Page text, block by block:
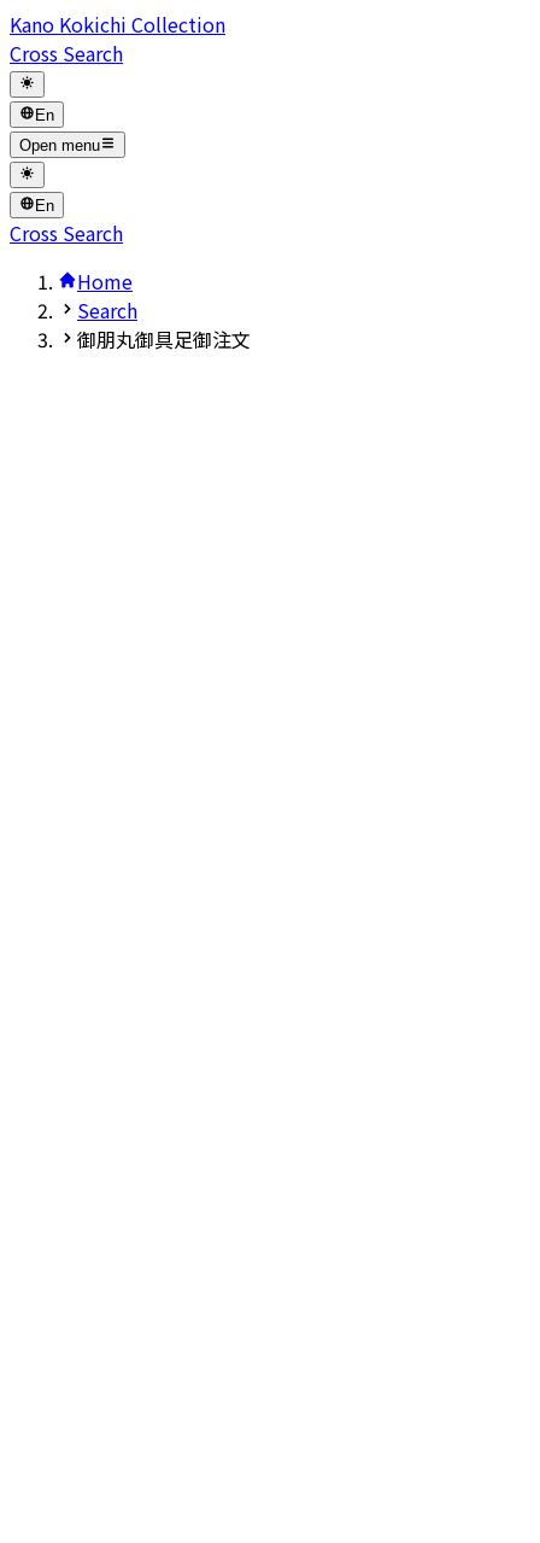
Kano Kokichi Collection
Cross Search
En
Open menu
En
Cross Search
Home
Search
御朋丸御具足御注文